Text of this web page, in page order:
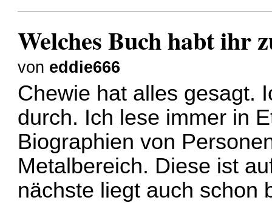
Welches Buch habt ihr
von eddie666
Chewie hat alles gesagt.
durch. Ich lese immer in
Biographien von
Metalbereich. Diese ist
nächste liegt auch schon